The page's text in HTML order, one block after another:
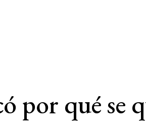
por qué se